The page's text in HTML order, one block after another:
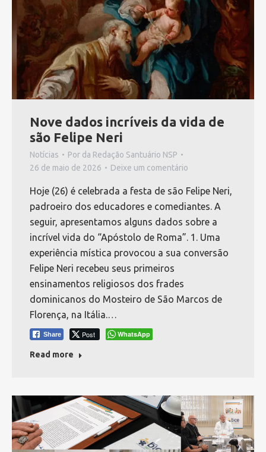
Nove dados incríveis da vida de
são Felipe Neri
Notícias Por da Redação Santuário NSP
26 de maio de 2026
Deixe um comentário
Hoje (26) é celebrada a festa de são Felipe Neri,
padroeiro dos educadores e comediantes. A
seguir, apresentamos alguns dados sobre a
incrível vida do “Apóstolo de Roma”. 1. Uma
experiência mística provocou a sua conversão
Felipe Neri recebeu seus primeiros
ensinamentos religiosos dos frades
dominicanos do Mosteiro de São Marcos de
Florença, na Itália.…
Share Post WhatsApp
Read more